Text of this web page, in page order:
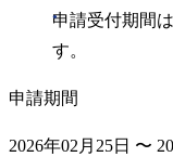
申請受付期間
す。
申請期間
2026年02月25日 〜